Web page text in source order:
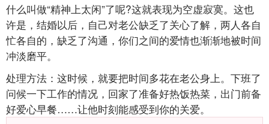
什么叫做“精神上太闲”了呢?这就表现为空虚寂寞。这也
许是，结婚以后，自己对老公缺乏了关心了解，两人各自
忙各自的，缺乏了沟通，你们之间的爱情也渐渐地被时间
冲淡磨平。
处理方法：这时候，就要把时间多花在老公身上。下班了
问候一下工作的情况，回家了准备好热饭热菜，出门前备
好爱心早餐……让他时刻能感受到你的关爱。